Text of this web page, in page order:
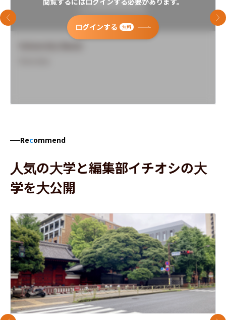
ログインする 無料
前のスライド 次
Recommend
人気の大学と編集部イチオシの大
学を大公開